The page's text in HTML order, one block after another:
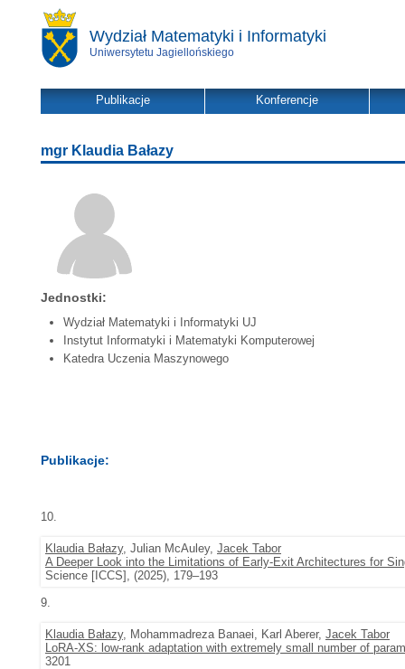
Wydział Matematyki i Informatyki
Uniwersytetu Jagiellońskiego
Publikacje Konferencje
mgr Klaudia Bałazy
Jednostki:
Wydział Matematyki i Informatyki UJ
Instytut Informatyki i Matematyki Komputerowej
Katedra Uczenia Maszynowego
Publikacje:
10.
Klaudia Bałazy, Julian McAuley, Jacek Tabor
A Deeper Look into the Limitations of Early-Exit Architectures for
Science [ICCS], (2025), 179–193
9.
Klaudia Bałazy, Mohammadreza Banaei, Karl Aberer, Jacek Tabor
LoRA-XS: low-rank adaptation with extremely small number of
3201